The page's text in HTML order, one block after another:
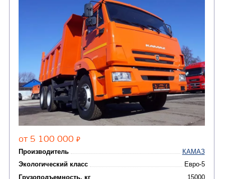
АВТОБУСЫ
Вахтовые автобусы(3)
АВТОЦИСТЕРНЫ
Автотопливозаправщики
CHAMELEON (г. Егорьевск)
Молоковозы, водовозы(7)
Автогудронаторы
установки (КМУ)
КОММУНАЛЬНАЯ
ТЕХНИКА
Комбинированные
машины(18)
Вакуумные машины
Илососные машины
Каналопромывочные